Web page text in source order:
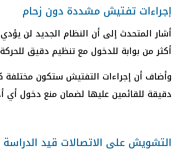
إجراءات تفتيش مشددة دون زحام
أشار المتحدث إلى أن النظام الجديد لن
أكثر من بوابة للدخول مع تنظيم دقيق
وأضاف أن إجراءات التفتيش ستكون مختلفة
دقيقة للقائمين عليها لضمان منع دخول أي
التشويش على الاتصالات قيد الدراسة